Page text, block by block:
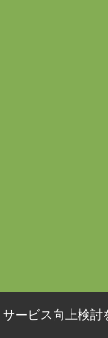
ービス向上検